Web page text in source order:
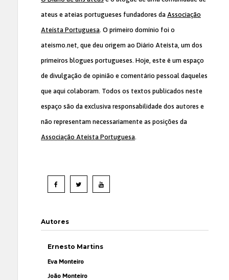
ateus e ateias portugueses fundadores da Associação
Ateísta Portuguesa. O primeiro domínio foi o
ateismo.net, que deu origem ao Diário Ateísta, um dos
primeiros blogues portugueses. Hoje, este é um espaço
de divulgação de opinião e comentário pessoal daqueles
que aqui colaboram. Todos os textos publicados neste
espaço são da exclusiva responsabilidade dos autores e
não representam necessariamente as posições da
Associação Ateísta Portuguesa.
Autores
Ernesto Martins
Eva Monteiro
João Monteiro